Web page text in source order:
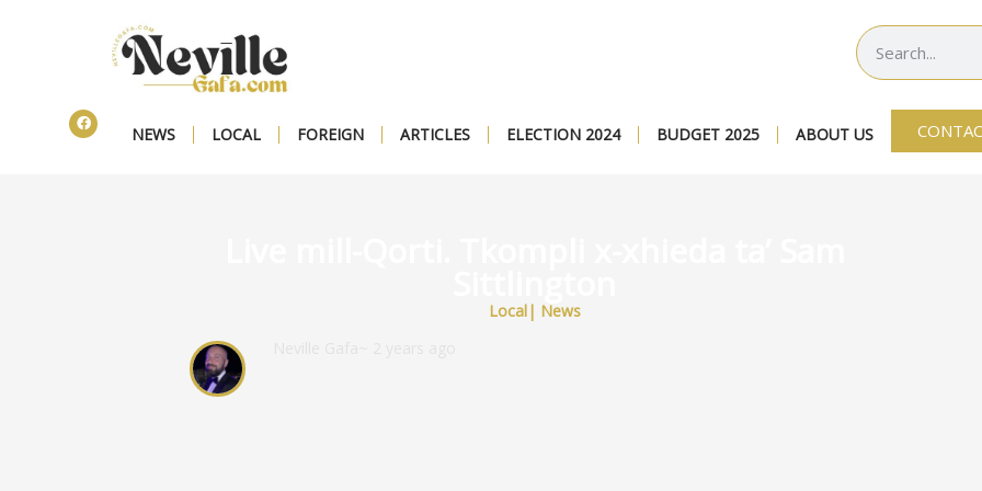
NEWS LOCAL FOREIGN ARTICLES ELECTION 2024 BUDGET 2025 ABOUT US
Local| News